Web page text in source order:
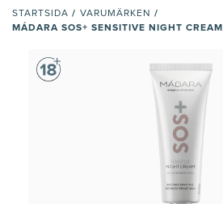
STARTSIDA / VARUMÄRKEN /
MÁDARA SOS+ SENSITIVE NIGHT CREAM